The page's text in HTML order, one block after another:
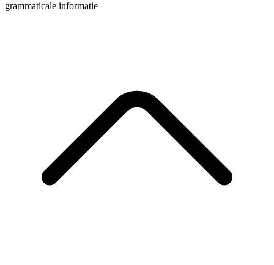
grammaticale informatie